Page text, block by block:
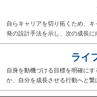
自らキャリアを切り拓くため、
発の設計手法を示し、次の成長に
ライ
自身を動機づける目標を明確に
か、自分を成長させる行動へと繋